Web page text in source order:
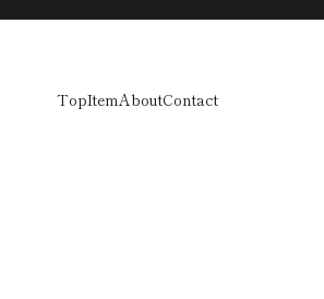
TopItemAboutContact